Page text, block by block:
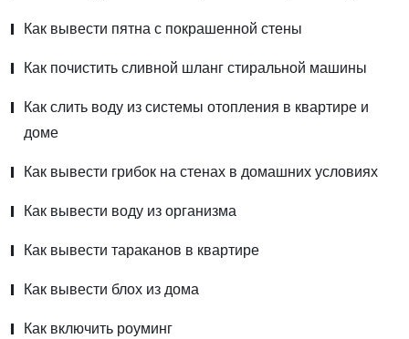
Как вывести пятна с покрашенной стены
Как почистить сливной шланг стиральной машины
Как слить воду из системы отопления в квартире и
доме
Как вывести грибок на стенах в домашних условиях
Как вывести воду из организма
Как вывести тараканов в квартире
Как вывести блох из дома
Как включить роуминг